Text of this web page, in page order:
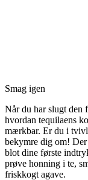
Smag igen
Når du har slugt den
hvordan tequilaens
mærkbar. Er du i
bekymre dig om! Der
blot dine første
prøve honning i te,
friskkogt agave.